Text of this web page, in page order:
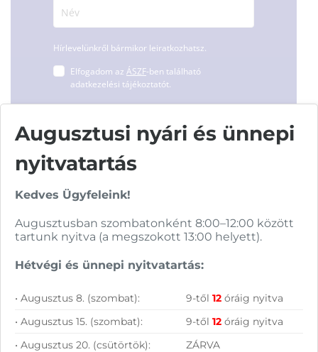
Hírlevelünkről bármikor leiratkozhatsz.
Elfogadom az ÁSZF-ben található
adatkezelési tájékoztatót.
FELIRATKOZOM
Vásárolj nálunk!
Hűségprogram
Augusztusi nyári és ünnepi
nyitvatartás
Kedves Ügyfeleink!
Augusztusban szombatonként 8:00–12:00 között
tartunk nyitva (a megszokott 13:00 helyett).
Hétvégi és ünnepi nyitvatartás:
• Augusztus 8. (szombat): 9-től12 óráig nyitva
• Augusztus 15. (szombat):
9-től12 óráig nyitva
• Augusztus 20. (csütörtök):
ZÁRVA